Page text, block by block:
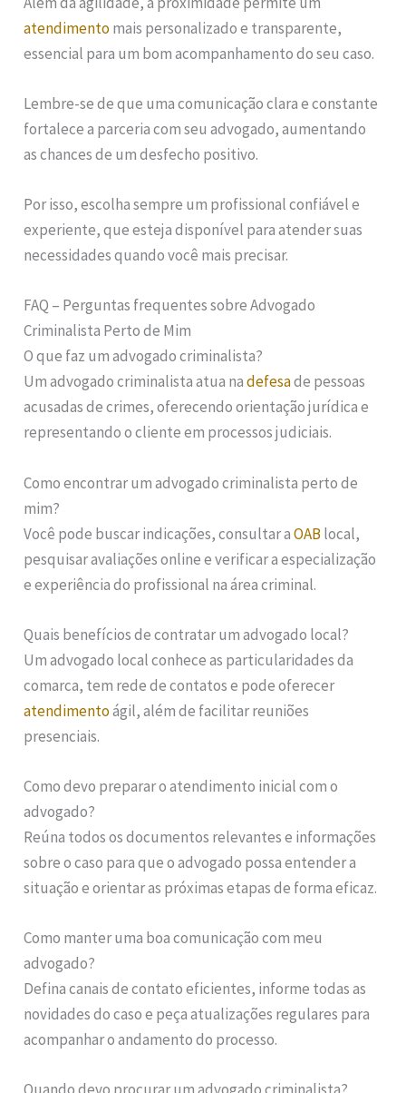
atendimentomais personalizado e transparente,
essencial para um bom acompanhamento do seu caso.
Lembre-se de que uma comunicação clara e constante
fortalece a parceria com seu advogado, aumentando
as chances de um desfecho positivo.
Por isso, escolha sempre um profissional confiável e
experiente, que esteja disponível para atender suas
necessidades quando você mais precisar.
FAQ – Perguntas frequentes sobre Advogado
Criminalista Perto de Mim
O que faz um advogado criminalista?
Um advogado criminalista atua nadefesade pessoas
acusadas de crimes, oferecendo orientação jurídica e
representando o cliente em processos judiciais.
Como encontrar um advogado criminalista perto de
mim?
Você pode buscar indicações, consultar aOABlocal,
pesquisar avaliações online e verificar a especialização
e experiência do profissional na área criminal.
Quais benefícios de contratar um advogado local?
Um advogado local conhece as particularidades da
comarca, tem rede de contatos e pode oferecer
atendimentoágil, além de facilitar reuniões
presenciais.
Como devo preparar o atendimento inicial com o
advogado?
Reúna todos os documentos relevantes e informações
sobre o caso para que o advogado possa entender a
situação e orientar as próximas etapas de forma eficaz.
Como manter uma boa comunicação com meu
advogado?
Defina canais de contato eficientes, informe todas as
novidades do caso e peça atualizações regulares para
acompanhar o andamento do processo.